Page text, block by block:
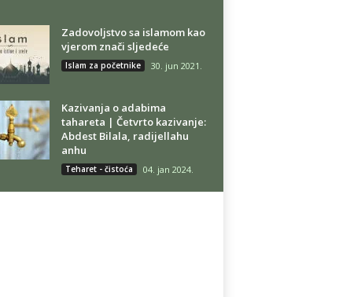
Zadovoljstvo sa islamom kao
vjerom znači sljedeće
Islam za početnike 30. jun 2021.
Kazivanja o adabima
tahareta | Četvrto kazivanje:
Abdest Bilala, radijellahu
anhu
Teharet - čistoća 04. jan 2024.